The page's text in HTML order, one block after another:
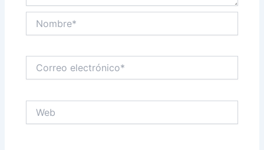
electrónico*